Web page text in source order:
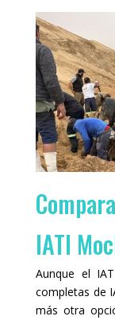
IATI
Aunque el
completas de
más otra